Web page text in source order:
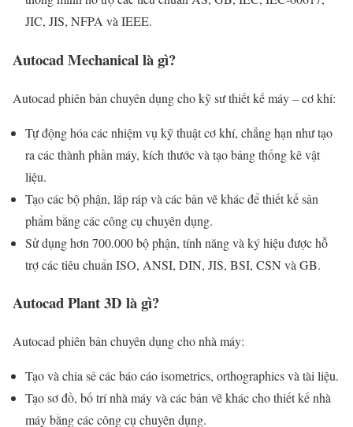
JIC, JIS, NFPA và IEEE.
Autocad Mechanical là gì?
Autocad phiên bản chuyên dụng cho kỹ sư thiết kế máy – cơ khí:
Tự động hóa các nhiệm vụ kỹ thuật cơ khí, chẳng hạn như tạo
ra các thành phần máy, kích thước và tạo bảng thống kê vật
liệu.
Tạo các bộ phận, lắp ráp và các bản vẽ khác để thiết kế sản
phẩm bằng các công cụ chuyên dụng.
Sử dụng hơn 700.000 bộ phận, tính năng và ký hiệu được hỗ
trợ các tiêu chuẩn ISO, ANSI, DIN, JIS, BSI, CSN và GB.
Autocad Plant 3D là gì?
Autocad phiên bản chuyên dụng cho nhà máy:
Tạo và chia sẻ các báo cáo isometrics, orthographics và tài liệu.
Tạo sơ đồ, bố trí nhà máy và các bản vẽ khác cho thiết kế nhà
máy bằng các công cụ chuyên dụng.